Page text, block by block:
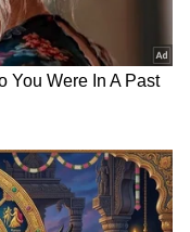
1000 ಕೋಟಿ
ಕೇವಲ 7 ಕೋಟಿ
ಬಜೆಟ್‌ನಲ್ಲಿ
ಬರೋಬ್ಬರಿ 2,240
ಬದುಕಿನಲ್ಲಿ
ಬದುಕಲು ಬಿಡಿ
ಕಣ್ಣೀರಿಟ್ಟಿದ್ದ ನಟಿಗೆ
ಸಾವಿನ ಶಾಕ್